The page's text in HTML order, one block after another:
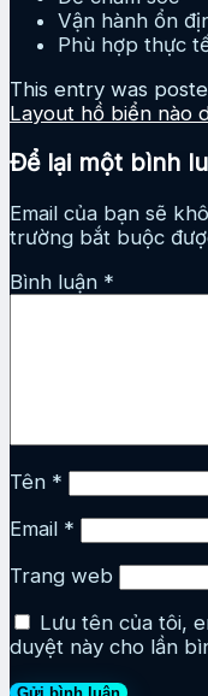
Vận hành ổn
Phù hợp thực
This entry was
Layout hồ biển nào
Để lại một bình
Email của bạn sẽ
trường bắt buộc
Bình luận *
Tên *
Email *
Trang web
Lưu tên của tôi,
duyệt này cho lần